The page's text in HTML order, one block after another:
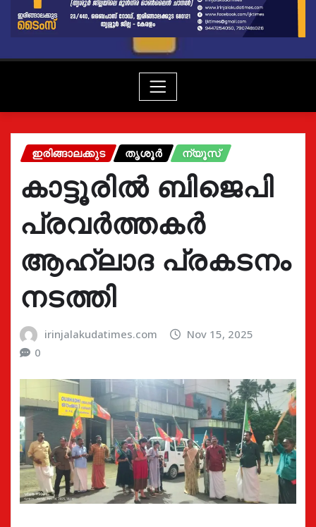
ഇരിങ്ങാലക്കുട തൃശൂർ ന്യൂസ്
കാട്ടൂരിൽ ബിജെപി
പ്രവർത്തകർ
ആഹ്ലാദ പ്രകടനം
നടത്തി
irinjalakudatimes.com
Nov 15, 2025
0